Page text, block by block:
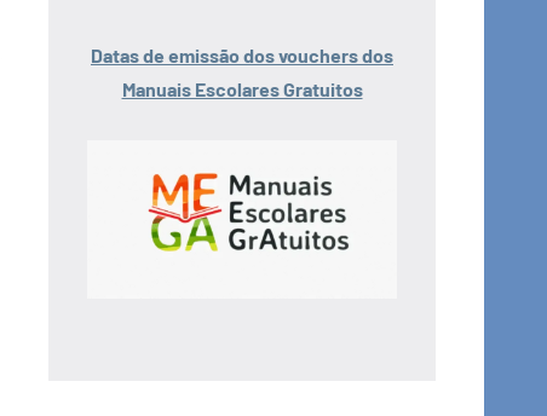
Datas de emissão dos vouchers dos
Manuais Escolares Gratuitos